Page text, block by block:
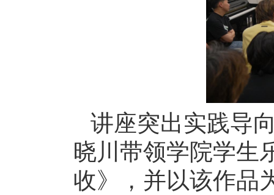
讲座突出实践导
晓川带领学院学生
收》，并以该作品